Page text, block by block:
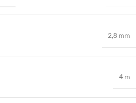
2,8 mm
4 m